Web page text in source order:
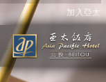
加入亞太